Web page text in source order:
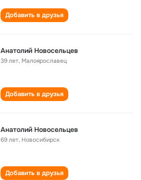
Добавить в друзья
Анатолий Hовосельцев
39 лет, Mалоярославец
Добавить в друзья
Анатолий Новосельцев
69 лет, Новосибирск
Добавить в друзья